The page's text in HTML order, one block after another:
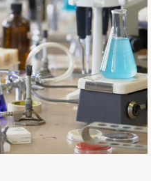
标准，美国FDA食品标准，